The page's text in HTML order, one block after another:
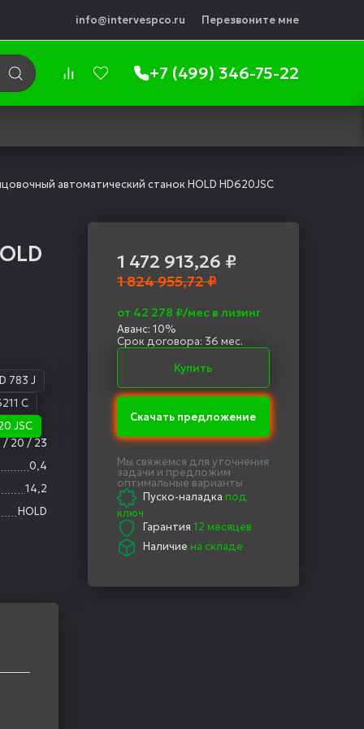
info@intervespco.ru Перезвоните мне
+7 (499) 346-75-22
автоматический станок HOLD HD620JSC
783 J
C
JSC
/ 20 / 23
0,4
14,2
HOLD
1 472 913,26 ₽
1 824 955,72 ₽
от 42 278 ₽/мес в лизинг
Аванс: 10%
Срок договора: 36 мес.
Купить
Скачать предложение
Мы свяжемся для уточнения
задачи и предложим
оптимальные варианты
Пуско-наладка под
ключ
Гарантия 12 месяцев
Наличие на складе